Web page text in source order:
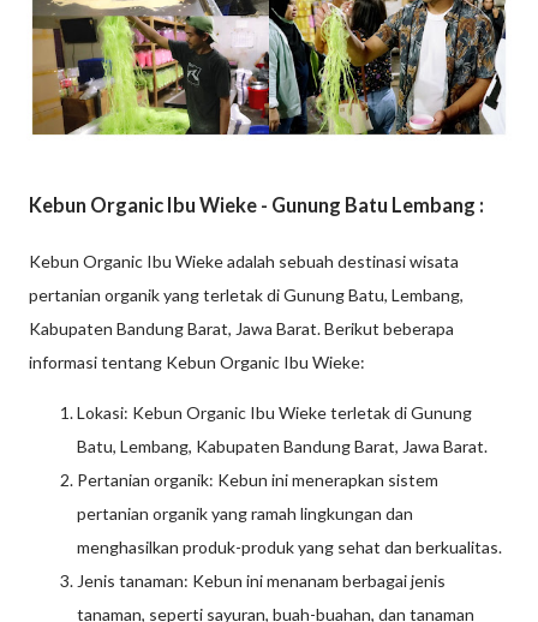
Kebun Organic Ibu Wieke - Gunung Batu Lembang :
Kebun Organic Ibu Wieke adalah sebuah destinasi wisata
pertanian organik yang terletak di Gunung Batu, Lembang,
Kabupaten Bandung Barat, Jawa Barat. Berikut beberapa
informasi tentang Kebun Organic Ibu Wieke:
Lokasi: Kebun Organic Ibu Wieke terletak di Gunung
Batu, Lembang, Kabupaten Bandung Barat, Jawa Barat.
Pertanian organik: Kebun ini menerapkan sistem
pertanian organik yang ramah lingkungan dan
menghasilkan produk-produk yang sehat dan berkualitas.
Jenis tanaman: Kebun ini menanam berbagai jenis
tanaman, seperti sayuran, buah-buahan, dan tanaman